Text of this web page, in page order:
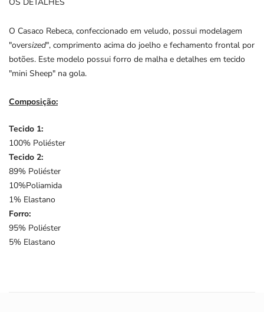
O Casaco Rebeca, confeccionado em veludo, possui modelagem
"oversized", comprimento acima do joelho e fechamento frontal por
botões. Este modelo possui forro de malha e detalhes em tecido
"mini Sheep" na gola.
Composição:
Tecido 1:
100% Poliéster
Tecido 2:
89% Poliéster
10%Poliamida
1% Elastano
Forro:
95% Poliéster
5% Elastano